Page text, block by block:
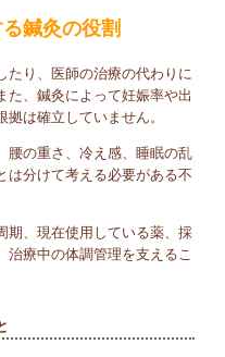
鍼灸の役割
たり、医師の治療の代わりに
た、鍼灸によって妊娠率や出
は確立していません。
腰の重さ、冷え感、睡眠の乱
は分けて考える必要がある不
期、現在使用している薬、採
治療中の体調管理を支えるこ